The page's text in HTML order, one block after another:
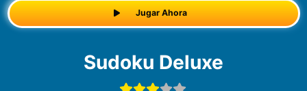
Jugar Ahora
Sudoku Deluxe